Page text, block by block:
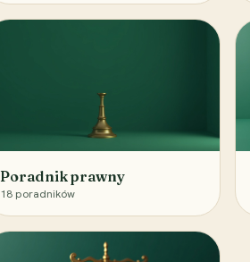
Poradnik prawny
18 poradników